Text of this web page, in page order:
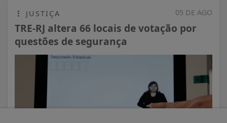
05 DE AGO
JUSTIÇA
TRE-RJ altera 66 locais de votação por
questões de segurança